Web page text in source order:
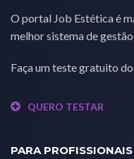
O portal Job Estética é
melhor sistema de
Faça um teste gratuito
QUERO TESTAR
PARA PROFISSIONAIS